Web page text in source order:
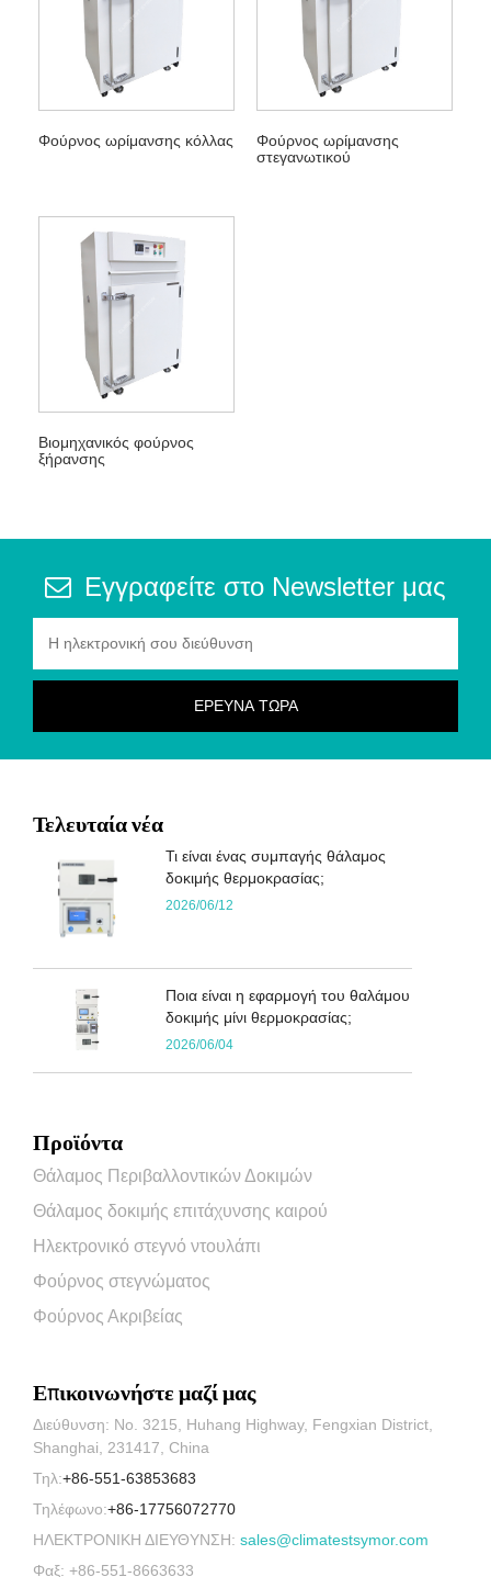
Φούρνος ωρίμανσης κόλλας
Φούρνος ωρίμανσης
στεγανωτικού
Βιομηχανικός φούρνος
ξήρανσης
Εγγραφείτε στο Newsletter μας
Τελευταία νέα
Τι είναι ένας συμπαγής θάλαμος
δοκιμής θερμοκρασίας;
2026/06/12
Ποια είναι η εφαρμογή του θαλάμου
δοκιμής μίνι θερμοκρασίας;
2026/06/04
Προϊόντα
Θάλαμος Περιβαλλοντικών Δοκιμών
Θάλαμος δοκιμής επιτάχυνσης καιρού
Ηλεκτρονικό στεγνό ντουλάπι
Φούρνος στεγνώματος
Φούρνος Ακριβείας
Επικοινωνήστε μαζί μας
Διεύθυνση: No. 3215, Huhang Highway, Fengxian District,
Shanghai, 231417, China
Τηλ:+86-551-63853683
Τηλέφωνο:+86-17756072770
ΗΛΕΚΤΡΟΝΙΚΗ ΔΙΕΥΘΥΝΣΗ: sales@climatestsymor.com
Φαξ: +86-551-8663633